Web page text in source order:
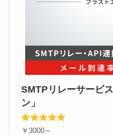
SMTPリレーサービ
ン」
￥3000～